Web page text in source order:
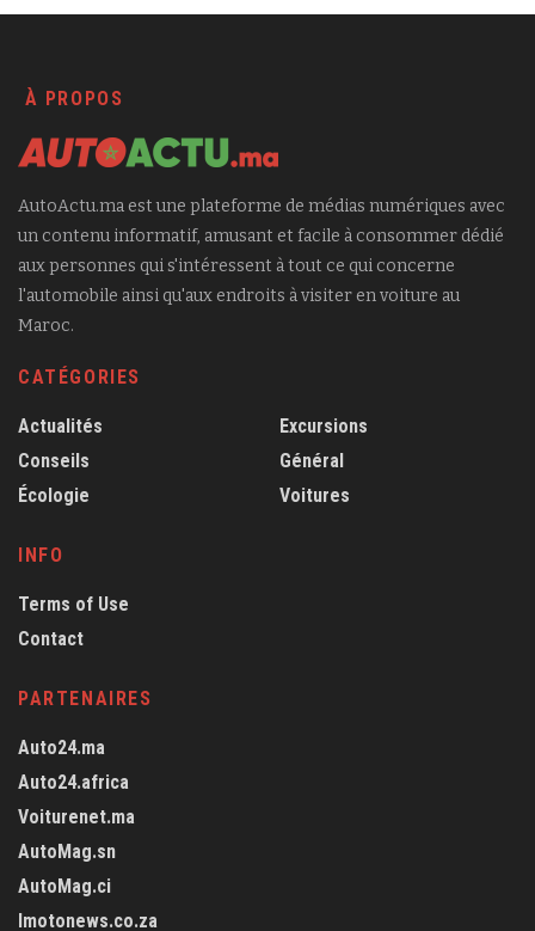
À PROPOS
AutoActu.ma est une plateforme de médias numériques avec
un contenu informatif, amusant et facile à consommer dédié
aux personnes qui s'intéressent à tout ce qui concerne
l'automobile ainsi qu'aux endroits à visiter en voiture au
Maroc.
CATÉGORIES
Actualités
Conseils
Écologie
Excursions
Général
Voitures
INFO
Terms of Use
Contact
PARTENAIRES
Auto24.ma
Auto24.africa
Voiturenet.ma
AutoMag.sn
AutoMag.ci
Imotonews.co.za